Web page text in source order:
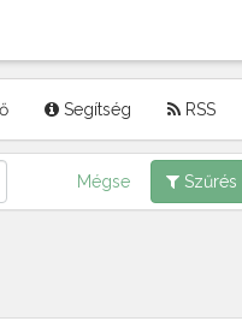
Segítség RSS
Mégse Szűrés